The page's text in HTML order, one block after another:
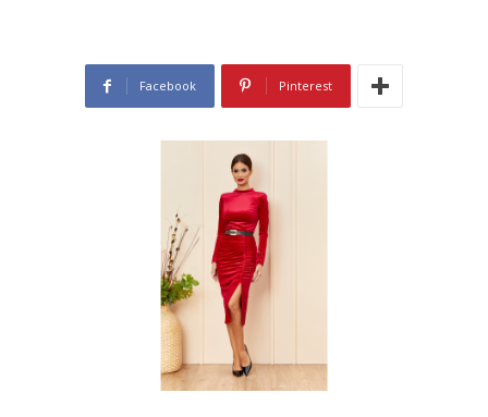
Facebook Pinterest